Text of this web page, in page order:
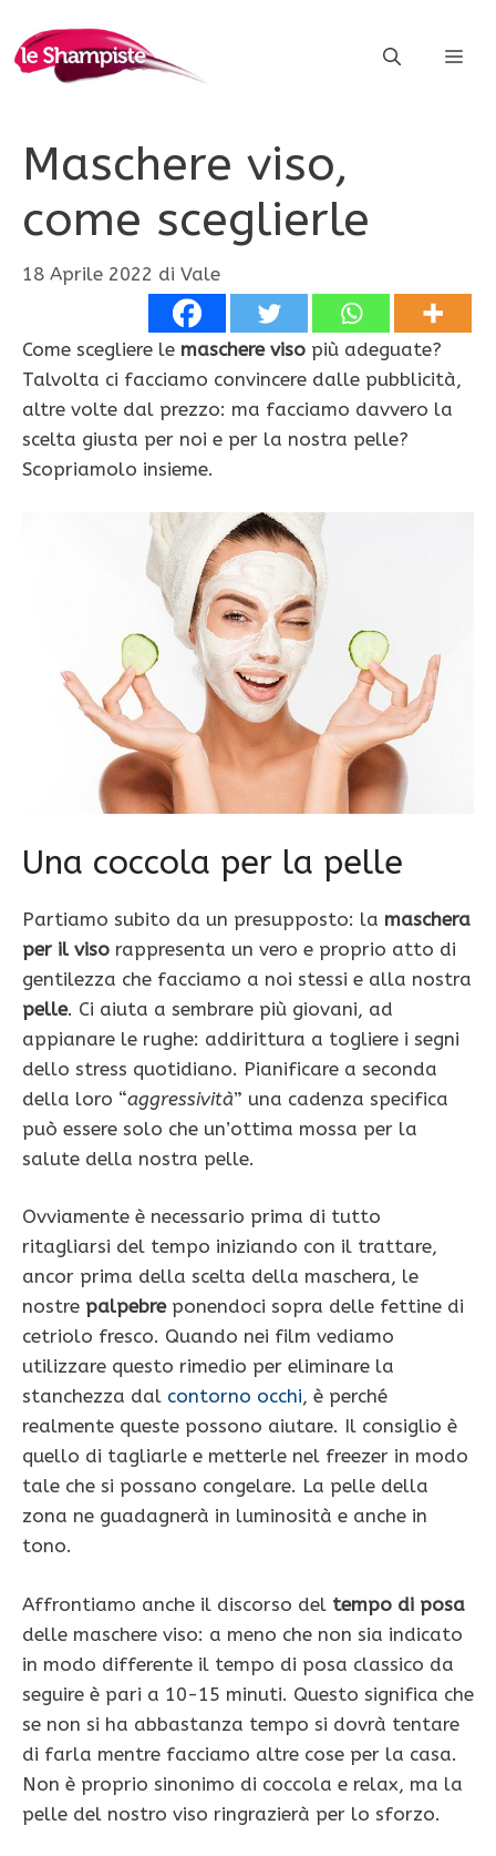
contenuto
Maschere viso,
come sceglierle
18 Aprile 2022 di Vale
Come scegliere le maschere viso più adeguate?
Talvolta ci facciamo convincere dalle pubblicità,
altre volte dal prezzo: ma facciamo davvero la
scelta giusta per noi e per la nostra pelle?
Scopriamolo insieme.
Una coccola per la pelle
Partiamo subito da un presupposto: la maschera
per il viso rappresenta un vero e proprio atto di
gentilezza che facciamo a noi stessi e alla nostra
pelle. Ci aiuta a sembrare più giovani, ad
appianare le rughe: addirittura a togliere i segni
dello stress quotidiano. Pianificare a seconda
della loro “aggressività” una cadenza specifica
può essere solo che un’ottima mossa per la
salute della nostra pelle.
Ovviamente è necessario prima di tutto
ritagliarsi del tempo iniziando con il trattare,
ancor prima della scelta della maschera, le
nostre palpebreponendoci sopra delle fettine di
cetriolo fresco. Quando nei film vediamo
utilizzare questo rimedio per eliminare la
stanchezza dal contorno occhi, è perché
realmente queste possono aiutare. Il consiglio è
quello di tagliarle e metterle nel freezer in modo
tale che si possano congelare. La pelle della
zona ne guadagnerà in luminosità e anche in
tono.
Affrontiamo anche il discorso del tempo di posa
delle maschere viso: a meno che non sia indicato
in modo differente il tempo di posa classico da
seguire è pari a 10-15 minuti. Questo significa che
se non si ha abbastanza tempo si dovrà tentare
di farla mentre facciamo altre cose per la casa.
Non è proprio sinonimo di coccola e relax, ma la
pelle del nostro viso ringrazierà per lo sforzo.